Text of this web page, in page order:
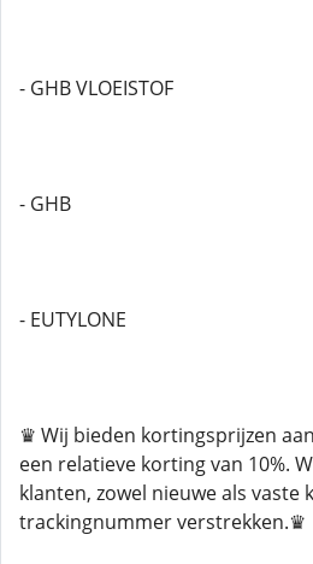
- GHB VLOEISTOF
- GHB
- EUTYLONE
♛ Wij bieden kortingsprijzen
een relatieve korting van 10%.
klanten, zowel nieuwe als vaste
trackingnummer verstrekken.♛